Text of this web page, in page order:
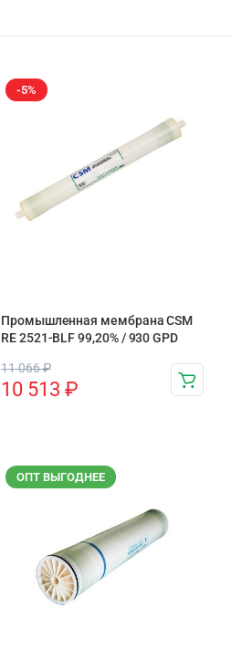
-5%
Промышленная мембрана CSM
RE 2521-BLF 99,20% / 930 GPD
11 066₽
10 513 ₽
ОПТ ВЫГОДНЕЕ